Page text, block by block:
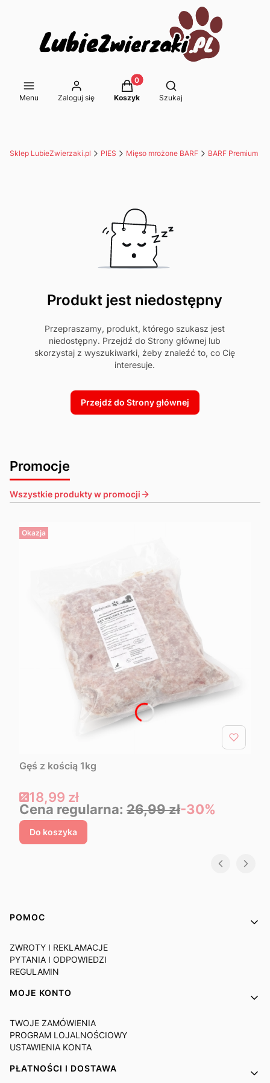
Menu Zaloguj się
Produkty w koszyku: 0. Zobacz
Koszyk
Otwórz wyszukiwarkę
Szukaj
Sklep LubieZwierzaki.pl PIES Mięso mrożone BARF BARF Premium
Produkt jest niedostępny
Przepraszamy, produkt, którego szukasz jest
niedostępny. Przejdź do Strony głównej lub
skorzystaj z wyszukiwarki, żeby znaleźć to, co Cię
interesuje.
Przejdź do Strony głównej
Promocje
Wszystkie produkty w promocji
Okazja
Gęś z kością 1kg
Cena promocyjna
18,99 zł
Cena regularna: 26,99 zł-30%
Do koszyka
Linki w stopce
POMOC
ZWROTY I REKLAMACJE
PYTANIA I ODPOWIEDZI
REGULAMIN
MOJE KONTO
TWOJE ZAMÓWIENIA
PROGRAM LOJALNOŚCIOWY
USTAWIENIA KONTA
PŁATNOŚCI I DOSTAWA